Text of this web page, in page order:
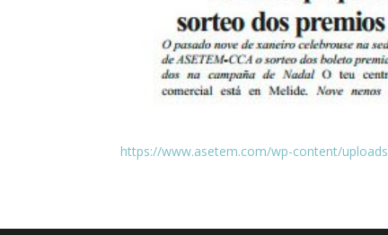
https://www.asetem.com/wp-content/